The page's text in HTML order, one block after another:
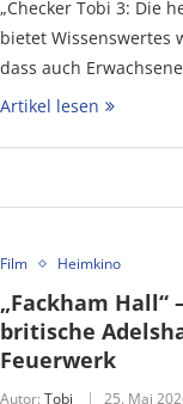
„Checker Tobi 3: Die
bietet Wissenswertes
dass auch
Artikel lesen
Film Heimkino
„Fackham Hall“
britische
Feuerwerk
Autor: Tobi 25. Mai